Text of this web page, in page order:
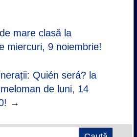
mare clasă la
miercuri, 9 noiembrie!
Quién será? la
de luni, 14
→